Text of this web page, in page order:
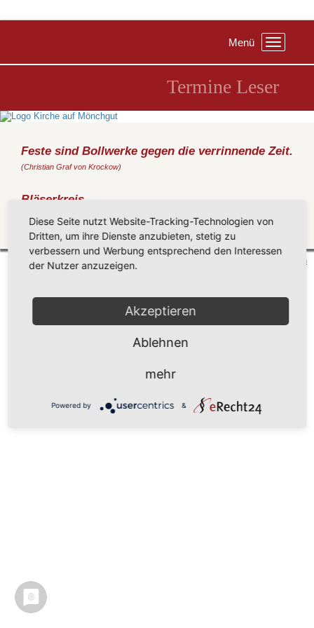
Toggle
Menü
Termine Leser
Feste sind Bollwerke gegen die verrinnende Zeit.
(Christian Graf von Krockow)
Bläserkreis
Zurück
Mönchgut 2026 | | vicon
Diese Seite nutzt Website-Tracking-Technologien von
Dritten, um ihre Dienste anzubieten, stetig zu
verbessern und Werbung entsprechend den Interessen
der Nutzer anzuzeigen.
Akzeptieren
Ablehnen
mehr
Powered by &